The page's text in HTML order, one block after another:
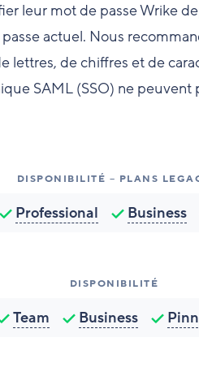
leur mot de passe Wrike
actuel. Nous
lettres, de chiffres et de
SAML (SSO) ne peuvent
DISPONIBILITÉ – PLANS
Professional Business
DISPONIBILITÉ
Team Business